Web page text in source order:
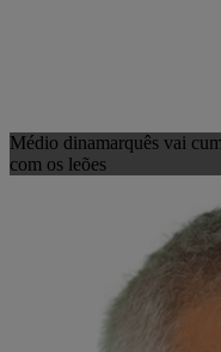
Médio dinamarquês vai
com os leões